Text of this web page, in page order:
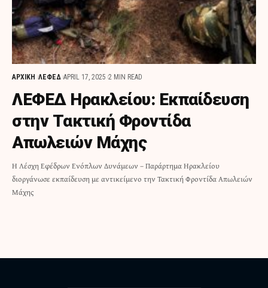
ΑΡΧΙΚΗ ΛΕΦΕΔ APRIL 17, 2025 2 MIN READ
ΛΕΦΕΔ Ηρακλείου: Εκπαίδευση
στην Τακτική Φροντίδα
Απωλειών Μάχης
Η Λέσχη Εφέδρων Ενόπλων Δυνάμεων – Παράρτημα Ηρακλείου
διοργάνωσε εκπαίδευση με αντικείμενο την Τακτική Φροντίδα Απωλειών
Μάχης